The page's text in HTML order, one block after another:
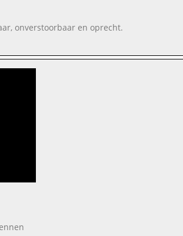
onverstoorbaar en oprecht.